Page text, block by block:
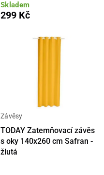
Skladem
299 Kč
Závěsy
TODAY Zatemňovací závěs
s oky 140x260 cm Safran -
žlutá